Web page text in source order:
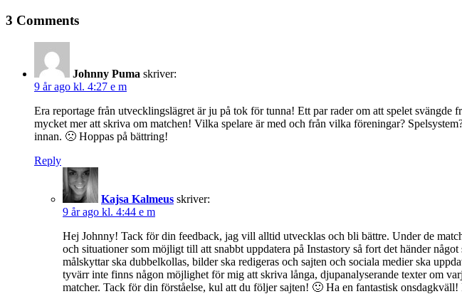
3 Comments
Johnny Puma skriver:
9 år ago kl. 4:27 e m
Era reportage från utvecklingslägret är ju på tok för tunna! Ett par rader om att spelet
mycket mer att skriva om matchen! Vilka spelare är med och från vilka föreningar?
innan. 🙁 Hoppas på bättring!
Reply
Kajsa Kalmeus skriver:
9 år ago kl. 4:44 e m
Hej Johnny! Tack för din feedback, jag vill alltid utvecklas och bli bättre. Under de
och situationer som möjligt till att snabbt uppdatera på Instastory så fort det händer
målskyttar ska dubbelkollas, bilder ska redigeras och sajten och sociala medier ska
tyvärr inte finns någon möjlighet för mig att skriva långa, djupanalyserande texter om
matcher. Tack för din förståelse, kul att du följer sajten! 🙂 Ha en fantastisk